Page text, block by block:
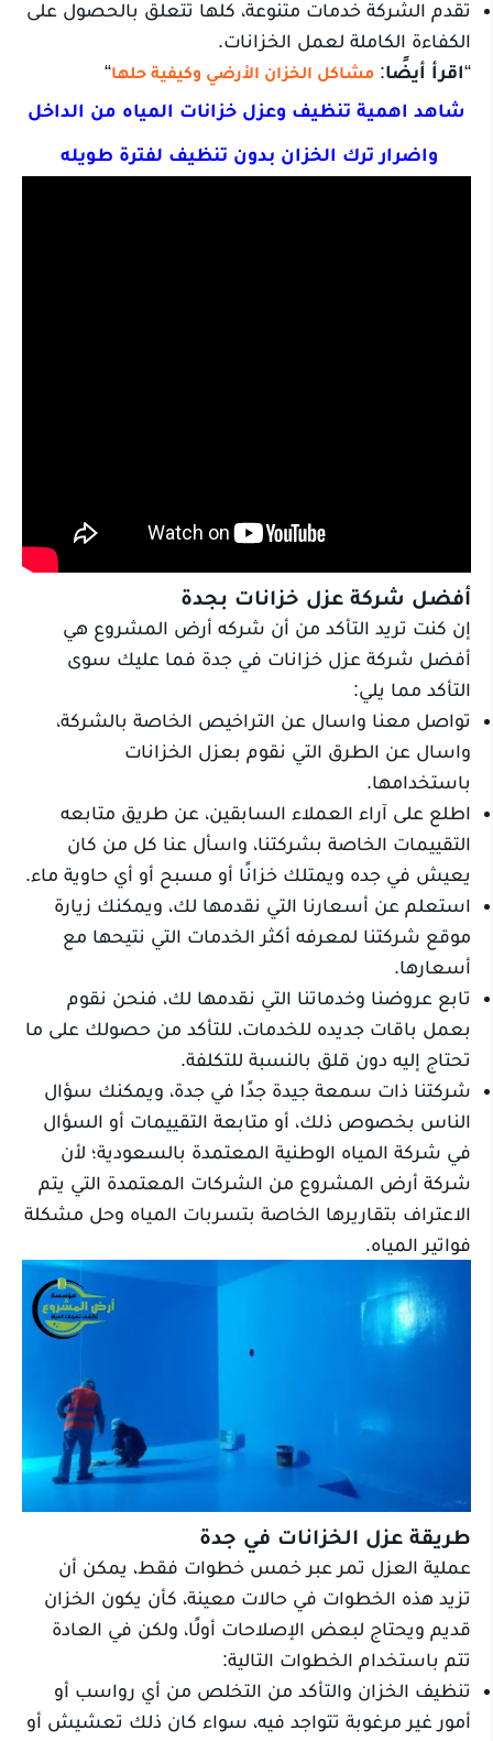
تقدم الشركة خدمات متنوعة، كلها تتعلق بالحصول على
الكفاءة الكاملة لعمل الخزانات.
“اقرأ أيضًا: مشاكل الخزان الأرضي وكيفية حلها“
شاهد اهمية تنظيف وعزل خزانات المياه من الداخل
واضرار ترك الخزان بدون تنظيف لفترة طويله
أفضل شركة عزل خزانات بجدة
إن كنت تريد التأكد من أن شركه أرض المشروع هي
أفضل شركة عزل خزانات في جدة فما عليك سوى
التأكد مما يلي:
تواصل معنا واسال عن التراخيص الخاصة بالشركة،
واسال عن الطرق التي نقوم بعزل الخزانات
باستخدامها.
اطلع على آراء العملاء السابقين، عن طريق متابعه
التقييمات الخاصة بشركتنا، واسأل عنا كل من كان
يعيش في جده ويمتلك خزانًا أو مسبح أو أي حاوية ماء.
استعلم عن أسعارنا التي نقدمها لك، ويمكنك زيارة
موقع شركتنا لمعرفه أكثر الخدمات التي نتيحها مع
أسعارها.
تابع عروضنا وخدماتنا التي نقدمها لك، فنحن نقوم
بعمل باقات جديده للخدمات، للتأكد من حصولك على ما
تحتاج إليه دون قلق بالنسبة للتكلفة.
شركتنا ذات سمعة جيدة جدًا في جدة، ويمكنك سؤال
الناس بخصوص ذلك، أو متابعة التقييمات أو السؤال
في شركة المياه الوطنية المعتمدة بالسعودية؛ لأن
شركة أرض المشروع من الشركات المعتمدة التي يتم
الاعتراف بتقاريرها الخاصة بتسربات المياه وحل مشكلة
فواتير المياه.
طريقة عزل الخزانات في جدة
عملية العزل تمر عبر خمس خطوات فقط، يمكن أن
تزيد هذه الخطوات في حالات معينة، كأن يكون الخزان
قديم ويحتاج لبعض الإصلاحات أولًا، ولكن في العادة
تتم باستخدام الخطوات التالية:
تنظيف الخزان والتأكد من التخلص من أي رواسب أو
أمور غير مرغوبة تتواجد فيه، سواء كان ذلك تعشيش أو